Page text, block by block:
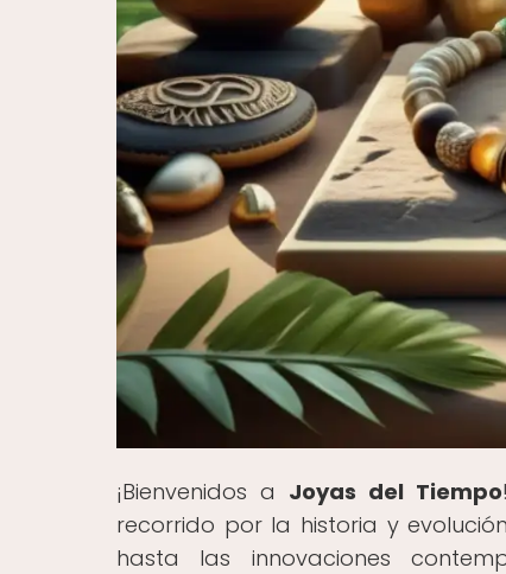
¡Bienvenidos a Joyas del Tiempo
recorrido por la historia y
hasta las innovaciones